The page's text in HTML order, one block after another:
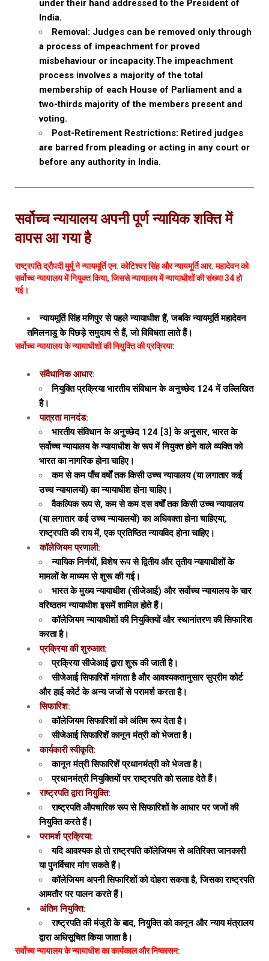
under their hand addressed to the President of
India.
Removal: Judges can be removed only through
a process of impeachment for proved
misbehaviour or incapacity.The impeachment
process involves a majority of the total
membership of each House of Parliament and a
two-thirds majority of the members present and
voting.
Post-Retirement Restrictions: Retired judges
are barred from pleading or acting in any court or
before any authority in India.
सर्वोच्च न्यायालय अपनी पूर्ण न्यायिक शक्ति में
वापस आ गया है
राष्ट्रपति द्रौपदी मुर्मू ने न्यायमूर्ति एन. कोटिश्वर सिंह और न्यायमूर्ति आर. महादेवन को
सर्वोच्च न्यायालय में नियुक्त किया, जिससे न्यायालय में न्यायाधीशों की संख्या 34 हो
गई।
न्यायमूर्ति सिंह मणिपुर से पहले न्यायाधीश हैं, जबकि न्यायमूर्ति महादेवन
तमिलनाडु के पिछड़े समुदाय से हैं, जो विविधता लाते हैं।
सर्वोच्च न्यायालय के न्यायाधीशों की नियुक्ति की प्रक्रिया:
संवैधानिक आधार:
नियुक्ति प्रक्रिया भारतीय संविधान के अनुच्छेद 124 में उल्लिखित
है।
पात्रता मानदंड:
भारतीय संविधान के अनुच्छेद 124 [3] के अनुसार, भारत के
सर्वोच्च न्यायालय के न्यायाधीश के रूप में नियुक्त होने वाले व्यक्ति को
भारत का नागरिक होना चाहिए।
कम से कम पाँच वर्षों तक किसी उच्च न्यायालय (या लगातार कई
उच्च न्यायालयों) का न्यायाधीश होना चाहिए।
वैकल्पिक रूप से, कम से कम दस वर्षों तक किसी उच्च न्यायालय
(या लगातार कई उच्च न्यायालयों) का अधिवक्ता होना चाहिएया,
राष्ट्रपति की राय में, एक प्रतिष्ठित न्यायविद होना चाहिए।
कॉलेजियम प्रणाली:
न्यायिक निर्णयों, विशेष रूप से द्वितीय और तृतीय न्यायाधीशों के
मामलों के माध्यम से शुरू की गई।
भारत के मुख्य न्यायाधीश (सीजेआई) और सर्वोच्च न्यायालय के चार
वरिष्ठतम न्यायाधीश इसमें शामिल होते हैं।
कॉलेजियम न्यायाधीशों की नियुक्तियों और स्थानांतरण की सिफारिश
करता है।
प्रक्रिया की शुरुआत:
प्रक्रिया सीजेआई द्वारा शुरू की जाती है।
सीजेआई सिफारिशें मांगता है और आवश्यकतानुसार सुप्रीम कोर्ट
और हाई कोर्ट के अन्य जजों से परामर्श करता है।
सिफारिश:
कॉलेजियम सिफारिशों को अंतिम रूप देता है।
सीजेआई सिफारिशें कानून मंत्री को भेजता है।
कार्यकारी स्वीकृति:
कानून मंत्री सिफारिशें प्रधानमंत्री को भेजता है।
प्रधानमंत्री नियुक्तियों पर राष्ट्रपति को सलाह देते हैं।
राष्ट्रपति द्वारा नियुक्ति:
राष्ट्रपति औपचारिक रूप से सिफारिशों के आधार पर जजों की
नियुक्ति करते हैं।
परामर्श प्रक्रिया:
यदि आवश्यक हो तो राष्ट्रपति कॉलेजियम से अतिरिक्त जानकारी
या पुनर्विचार मांग सकते हैं।
कॉलेजियम अपनी सिफारिशों को दोहरा सकता है, जिसका राष्ट्रपति
आमतौर पर पालन करते हैं।
अंतिम नियुक्ति:
राष्ट्रपति की मंजूरी के बाद, नियुक्ति को कानून और न्याय मंत्रालय
द्वारा अधिसूचित किया जाता है।
सर्वोच्च न्यायालय के न्यायाधीश का कार्यकाल और निष्कासन: